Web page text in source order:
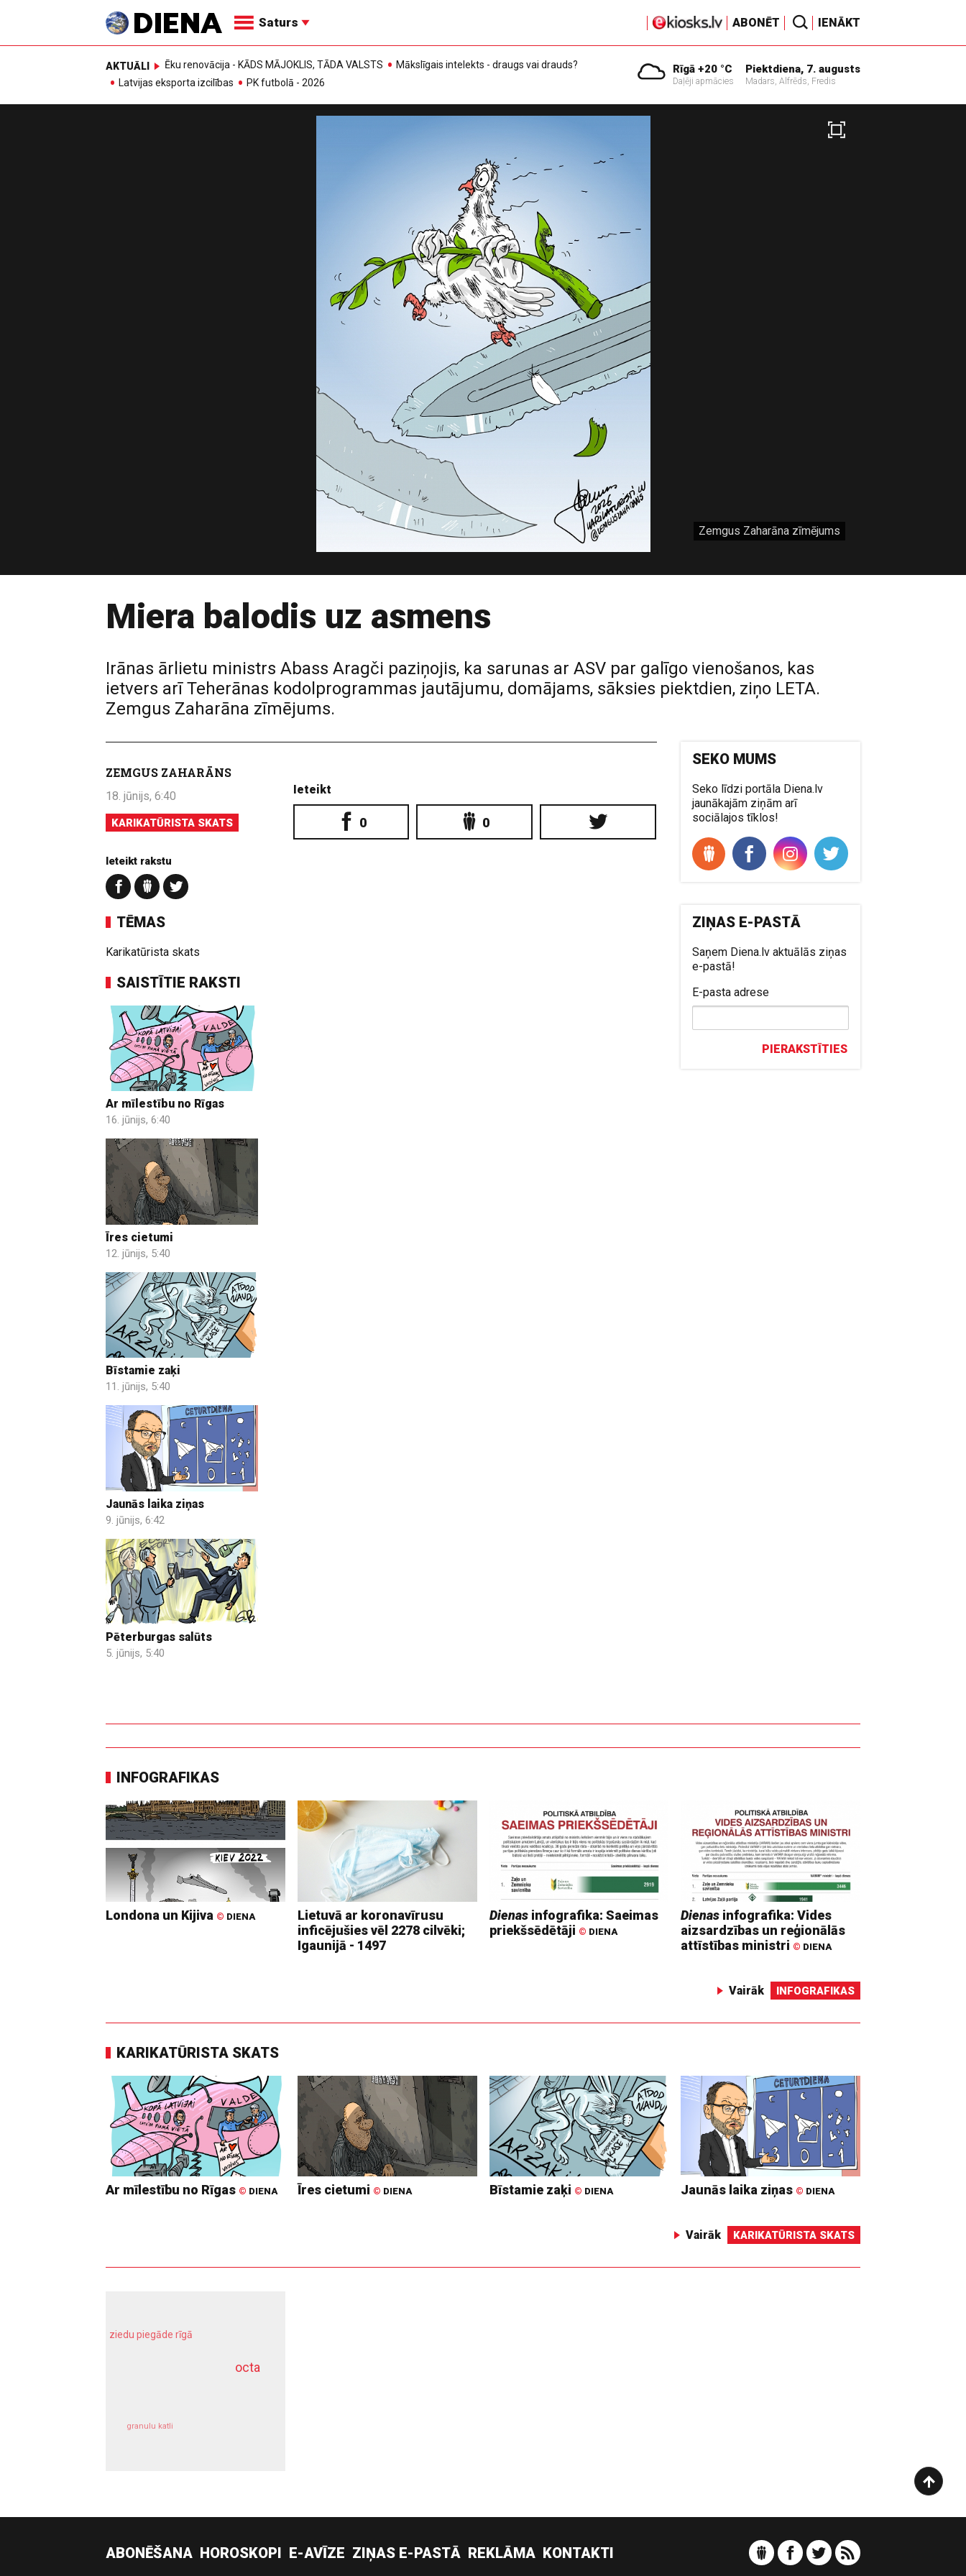
Saturs ABONĒT IENĀKT
AKTUĀLI Ēku renovācija - KĀDS MĀJOKLIS, TĀDA VALSTS
Mākslīgais intelekts - draugs vai drauds?
Latvijas eksporta izcilības
PK futbolā - 2026
Rīgā +20 °C
Daļēji apmācies
Piektdiena, 7. augusts
Madars, Alfrēds, Fredis
Zemgus Zaharāna zīmējums
Miera balodis uz asmens
Irānas ārlietu ministrs Abass Aragči paziņojis, ka sarunas ar ASV par galīgo vienošanos, kas
ietvers arī Teherānas kodolprogrammas jautājumu, domājams, sāksies piektdien, ziņo LETA.
Zemgus Zaharāna zīmējums.
ZEMGUS ZAHARĀNS
18. jūnijs, 6:40
KARIKATŪRISTA SKATS
Ieteikt rakstu
TĒMAS
Karikatūrista skats
SAISTĪTIE RAKSTI
Ar mīlestību no Rīgas
16. jūnijs, 6:40
Īres cietumi
12. jūnijs, 5:40
Bīstamie zaķi
11. jūnijs, 5:40
Jaunās laika ziņas
9. jūnijs, 6:42
Pēterburgas salūts
5. jūnijs, 5:40
Ieteikt
0 0
SEKO MUMS
Seko līdzi portāla Diena.lv
jaunākajām ziņām arī
sociālajos tīklos!
ZIŅAS E-PASTĀ
Saņem Diena.lv aktuālās ziņas
e-pastā!
E-pasta adrese
PIERAKSTĪTIES
INFOGRAFIKAS
Londona un Kijiva © DIENA
Lietuvā ar koronavīrusu
inficējušies vēl 2278 cilvēki;
Igaunijā - 1497
Dienasinfografika: Saeimas
priekšsēdētāji © DIENA
Dienas infografika: Vides
aizsardzības un reģionālās
attīstības ministri © DIENA
Vairāk INFOGRAFIKAS
KARIKATŪRISTA SKATS
Ar mīlestību no Rīgas © DIENA Īres cietumi © DIENA Bīstamie zaķi © DIENA Jaunās laika ziņas © DIENA
Vairāk KARIKATŪRISTA SKATS
octa
ziedu piegāde rīgā
granulu katli
dziļurbums
meliorācijas darbi
ABONĒŠANA HOROSKOPI E-AVĪZE ZIŅAS E-PASTĀ REKLĀMA KONTAKTI